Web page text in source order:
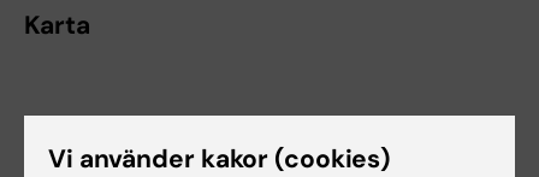
Karta
Vi använder kakor (cookies)